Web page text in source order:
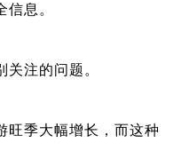
息。
注的问题。
旺季大幅增长，而这种